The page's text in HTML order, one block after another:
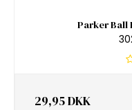
Parker Ball
29,95 DKK